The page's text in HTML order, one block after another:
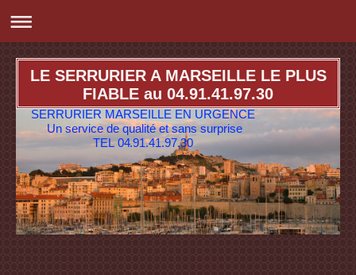
LE SERRURIER A MARSEILLE LE PLUS
FIABLE au 04.91.41.97.30
SERRURIER MARSEILLE EN URGENCE
Un service de qualité et sans surprise
TEL 04.91.41.97.30